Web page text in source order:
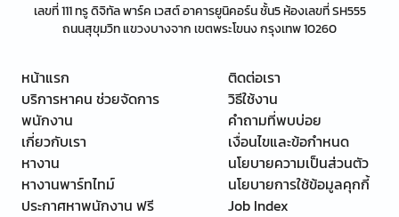
เลขที่ 111 ทรู ดิจิทัล พาร์ค เวสต์ อาคารยูนิคอร์น ชั้น5 ห้องเลขที่ SH555
ถนนสุขุมวิท แขวงบางจาก เขตพระโขนง กรุงเทพ 10260
หน้าแรก
บริการหาคน ช่วยจัดการ
พนักงาน
เกี่ยวกับเรา
หางาน
หางานพาร์ทไทม์
ประกาศหาพนักงาน ฟรี
ติดต่อเรา
วิธีใช้งาน
คำถามที่พบบ่อย
เงื่อนไขและข้อกำหนด
นโยบายความเป็นส่วนตัว
นโยบายการใช้ข้อมูลคุกกี้
Job Index